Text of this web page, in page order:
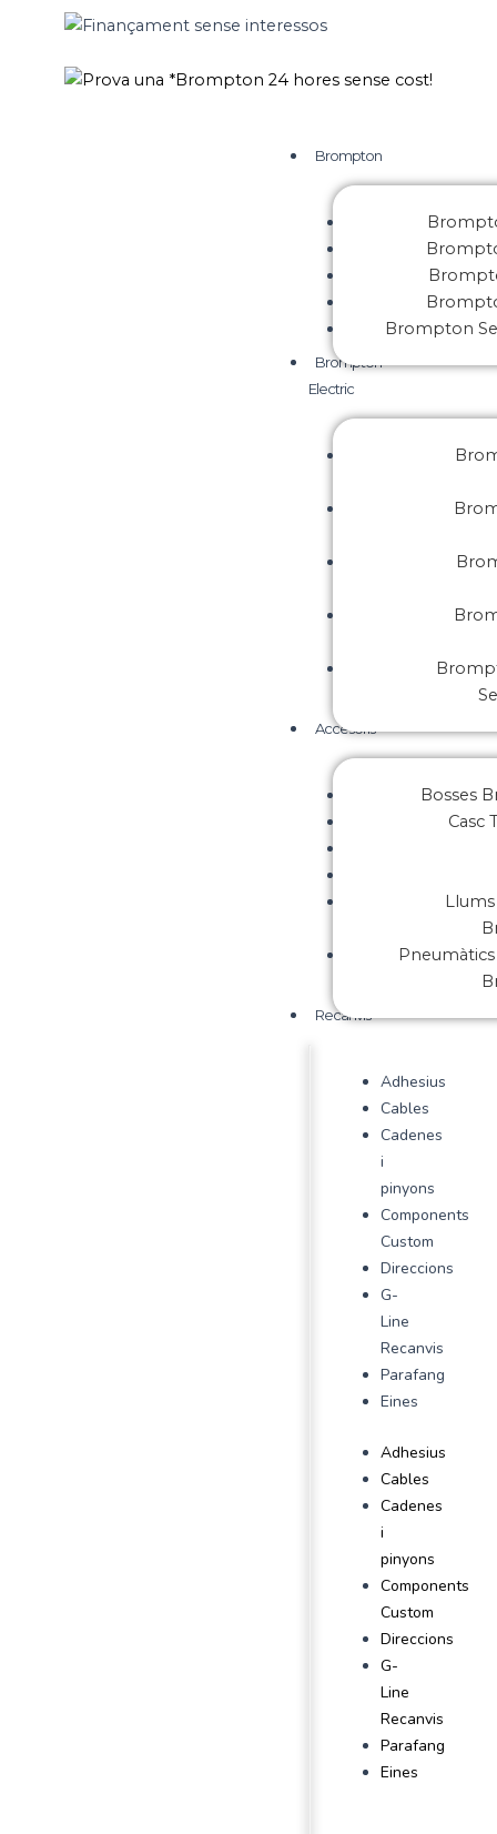
contingut
Brompton
Brompton
Brompton
Electric
Accesoris
Bosses
Casc
Recanvis
Adhesius
Cables
Cadenes
i
pinyons
Components
Custom
Direccions
G-
Line
Recanvis
Parafang
Eines
Adhesius
Cables
Cadenes
i
pinyons
Components
Custom
Direccions
G-
Line
Recanvis
Parafang
Eines